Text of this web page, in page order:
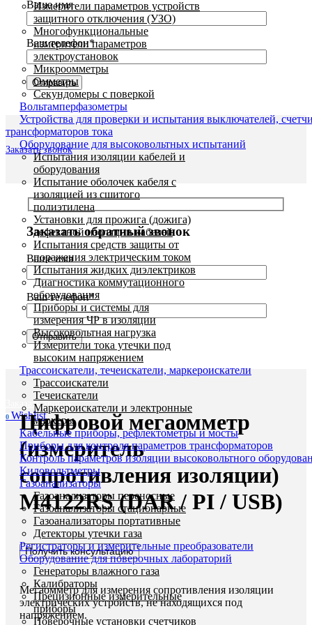
Ваше имя
Ваш телефон*
Заказать звонок
Заказать обратный звонок
Ваше имя
Ваш телефон*
Заказать звонок
0 Wishlist
Измерители параметров устройств
защитного отключения (УЗО)
Многофункциональные
измерители параметров
электроустановок
Микроомметры
Омметры
Секундомеры с поверкой
Вольтамперфазометры
Устройства для проверки и испытания выключателей,
трансформаторов тока
Оборудование для высоковольтных испытаний
Испытания изоляции кабелей и
оборудования
Испытание оболочек кабеля с
изоляцией из сшитого
полиэтилена
Установки для прожига (дожига)
дефектной изоляции кабелей
Испытания средств защиты от
поражения электрическим током
Испытания жидких диэлектриков
Диагностика коммутационного
оборудования
Приборы и системы для
измерения ЧР в изоляции
Высоковольтная нагрузка
Измерители тока утечки под
высоким напряжением
Трассоискатели, течеискатели, маркероискатели
Трассоискатели
Течеискатели
Маркероискатели и электронные
маркеры
Кабельные приборы, рефлектометры и мосты
Приборы для контроля параметров трансформаторов
Контроль параметров изоляции высоковольтного
Киловольтметры
Газоанализаторы
Газоанализаторы переносные
Газоанализаторы стационарные
Газоанализаторы портативные
Детекторы утечки газа
Регистраторы и измерительные преобразователи
Оборудование для поверочных лабораторий
Генераторы влажного газа
Калибраторы
Прецизионные измерительные
приборы
Поверочные установки счетчиков
Увеличить
Цифровой мегаомметр
(измеритель
сопротивления изоляции)
М4122RS (DAR / PI / USB)
Получить консультацию
Мегаомметр для измерения сопротивления изоляции
электрических устройств, не находящихся под
напряжением.